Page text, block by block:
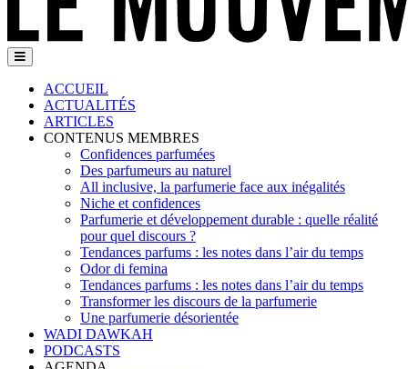
ACCUEIL
ACTUALITÉS
ARTICLES
CONTENUS MEMBRES
Confidences parfumées
Des parfumeurs au naturel
All inclusive, la parfumerie face aux inégalités
Niche et confidences
Parfumerie et développement durable : quelle réalité
pour quel discours ?
Tendances parfums : les notes dans l’air du temps
Odor di femina
Tendances parfums : les notes dans l’air du temps
Transformer les discours de la parfumerie
Une parfumerie désorientée
WADI DAWKAH
PODCASTS